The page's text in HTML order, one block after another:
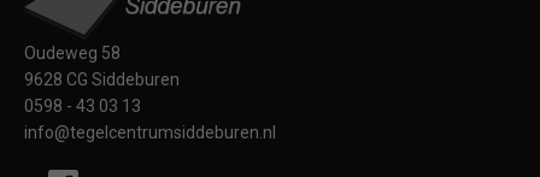
Oudeweg 58
9628 CG Siddeburen
0598 - 43 03 13
info@tegelcentrumsiddeburen.nl